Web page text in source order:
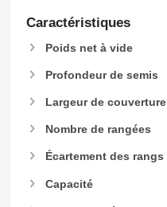
Caractéristiques
Poids net à vide
Profondeur de semis
Largeur de couverture
Nombre de rangées
Écartement des rangs
Capacité